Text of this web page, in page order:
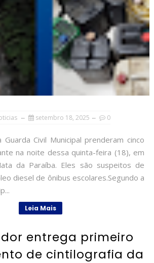
setembro 18, 2025 0
Guarda Civil Municipal prenderam cinco
na noite dessa quinta-feira (18), em
da Paraíba. Eles são suspeitos de
diesel de ônibus escolares.Segundo a
Leia Mais
entrega primeiro
de cintilografia da